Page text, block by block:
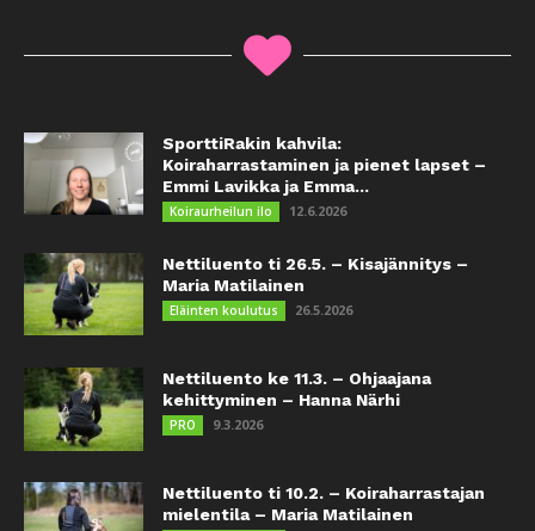
SporttiRakin kahvila:
Koiraharrastaminen ja pienet lapset –
Emmi Lavikka ja Emma...
Koiraurheilun ilo 12.6.2026
Nettiluento ti 26.5. – Kisajännitys –
Maria Matilainen
Eläinten koulutus 26.5.2026
Nettiluento ke 11.3. – Ohjaajana
kehittyminen – Hanna Närhi
PRO 9.3.2026
Nettiluento ti 10.2. – Koiraharrastajan
mielentila – Maria Matilainen